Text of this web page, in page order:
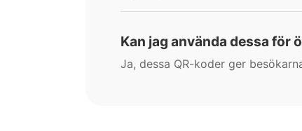
Kan jag använda dessa för
Ja, dessa QR-koder ger